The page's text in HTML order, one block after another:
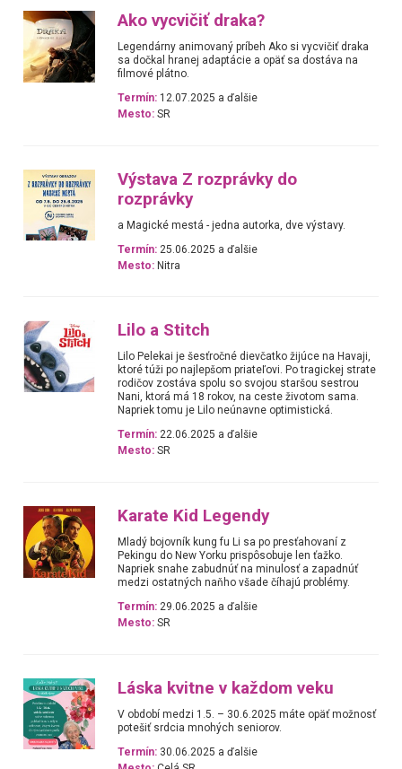
Ako vycvičiť draka?
Legendárny animovaný príbeh Ako si vycvičiť draka
sa dočkal hranej adaptácie a opäť sa dostáva na
filmové plátno.
Termín: 12.07.2025 a ďalšie
Mesto: SR
Výstava Z rozprávky do
rozprávky
a Magické mestá - jedna autorka, dve výstavy.
Termín: 25.06.2025 a ďalšie
Mesto: Nitra
Lilo a Stitch
Lilo Pelekai je šesťročné dievčatko žijúce na Havaji,
ktoré túži po najlepšom priateľovi. Po tragickej strate
rodičov zostáva spolu so svojou staršou sestrou
Nani, ktorá má 18 rokov, na ceste životom sama.
Napriek tomu je Lilo neúnavne optimistická.
Termín: 22.06.2025 a ďalšie
Mesto: SR
Karate Kid Legendy
Mladý bojovník kung fu Li sa po presťahovaní z
Pekingu do New Yorku prispôsobuje len ťažko.
Napriek snahe zabudnúť na minulosť a zapadnúť
medzi ostatných naňho všade číhajú problémy.
Termín: 29.06.2025 a ďalšie
Mesto: SR
Láska kvitne v každom veku
V období medzi 1.5. – 30.6.2025 máte opäť možnosť
potešiť srdcia mnohých seniorov.
Termín: 30.06.2025 a ďalšie